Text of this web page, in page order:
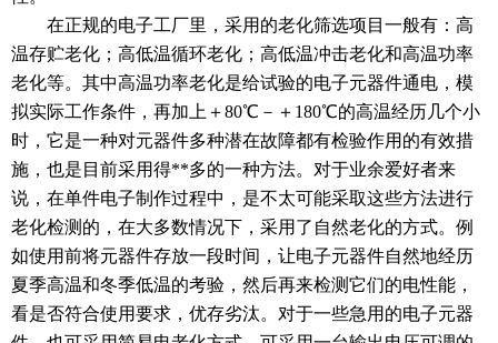
在正规的电子工厂里，采用的老化筛选项目一般有：高
温存贮老化；高低温循环老化；高低温冲击老化和高温功率
老化等。其中高温功率老化是给试验的电子元器件通电，模
拟实际工作条件，再加上＋80℃－＋180℃的高温经历几个小
时，它是一种对元器件多种潜在故障都有检验作用的有效措
施，也是目前采用得**多的一种方法。对于业余爱好者来
说，在单件电子制作过程中，是不太可能采取这些方法进行
老化检测的，在大多数情况下，采用了自然老化的方式。例
如使用前将元器件存放一段时间，让电子元器件自然地经历
夏季高温和冬季低温的考验，然后再来检测它们的电性能，
看是否符合使用要求，优存劣汰。对于一些急用的电子元器